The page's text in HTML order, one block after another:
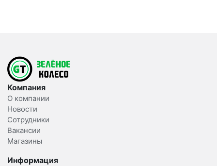
Компания
О компании
Новости
Сотрудники
Вакансии
Магазины
Информация